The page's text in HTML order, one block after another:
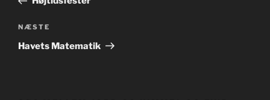
Næste
indlæg
NÆSTE
Havets Matematik